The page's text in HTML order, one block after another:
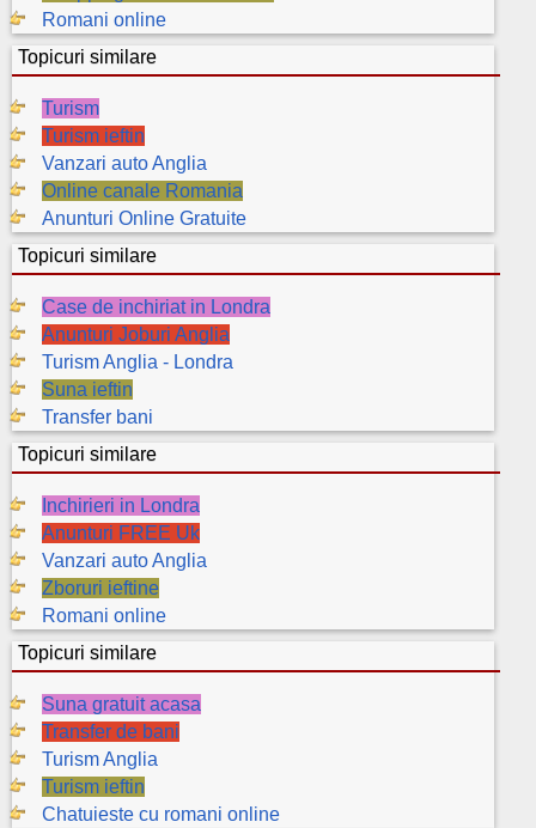
Romani online
Topicuri similare
Turism
Turism ieftin
Vanzari auto Anglia
Online canale Romania
Anunturi Online Gratuite
Topicuri similare
Case de inchiriat in Londra
Anunturi Joburi Anglia
Turism Anglia - Londra
Suna ieftin
Transfer bani
Topicuri similare
Inchirieri in Londra
Anunturi FREE Uk
Vanzari auto Anglia
Zboruri ieftine
Romani online
Topicuri similare
Suna gratuit acasa
Transfer de bani
Turism Anglia
Turism ieftin
Chatuieste cu romani online